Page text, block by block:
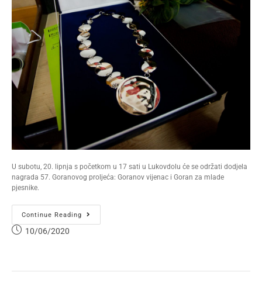
U subotu, 20. lipnja s početkom u 17 sati u Lukovdolu će se održati dodjela
nagrada 57. Goranovog proljeća: Goranov vijenac i Goran za mlade
pjesnike.
Continue Reading
10/06/2020